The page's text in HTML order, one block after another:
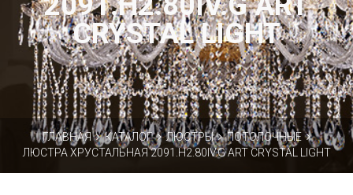
CRYSTAL LIGHT
ГЛАВНАЯ КАТАЛОГ ЛЮСТРЫ
ПОТОЛОЧНЫЕ
ЛЮСТРА ХРУСТАЛЬНАЯ 2091.H2.80IV.G ART CRYSTAL LIGHT